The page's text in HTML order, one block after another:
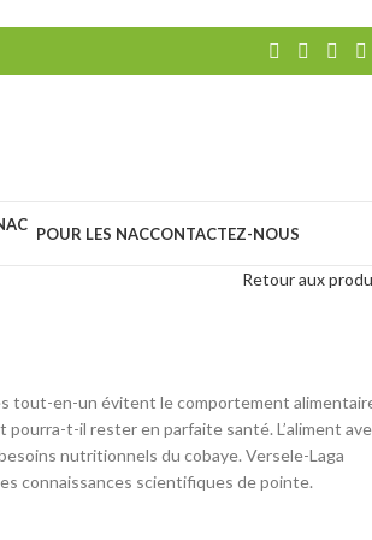
POUR LES NACCONTACTEZ-NOUS
Retour aux
tout-en-un évitent le comportement
t-il rester en parfaite santé. L’aliment
nutritionnels du cobaye. Versele-Laga
connaissances scientifiques de pointe.